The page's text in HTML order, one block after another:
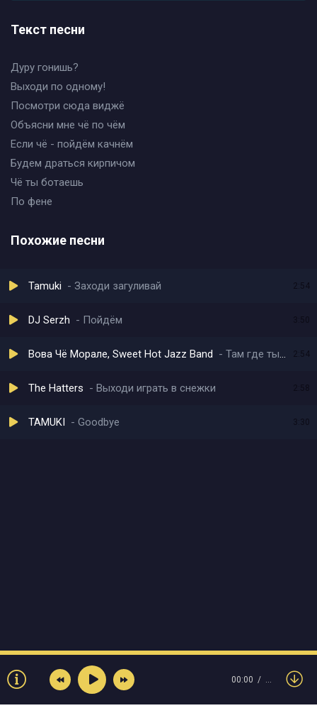
Текст песни
Дуру гонишь?
Выходи по одному!
Посмотри сюда виджё
Объясни мне чё по чём
Если чё - пойдём качнём
Будем драться кирпичом
Чё ты ботаешь
По фене
Похожие песни
Tamuki Заходи загуливай 2:54
DJ Serzh Пойдём
Вова Чё Морале, Sweet Hot Jazz Band Там где ты была 2:54
The Hatters Выходи играть в снежки
TAMUKI Goodbye 3:30
00:00 …